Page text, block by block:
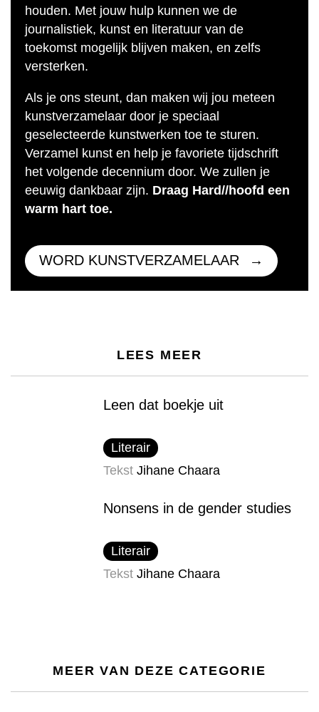
houden. Met jouw hulp kunnen we de
journalistiek, kunst en literatuur van de
toekomst mogelijk blijven maken, en zelfs
versterken.
Als je ons steunt, dan maken wij jou meteen
kunstverzamelaar door je speciaal
geselecteerde kunstwerken toe te sturen.
Verzamel kunst en help je favoriete tijdschrift
het volgende decennium door. We zullen je
eeuwig dankbaar zijn. Draag Hard//hoofd een
warm hart toe.
WORD KUNSTVERZAMELAAR
LEES MEER
Leen dat boekje uit
Literair
Tekst Jihane Chaara
Nonsens in de gender studies
Literair
Tekst Jihane Chaara
MEER VAN DEZE CATEGORIE